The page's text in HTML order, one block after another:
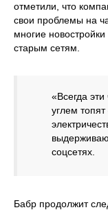
отметили, что
свои проблемы на
многие
старым сетям.
«Всегда
углем
соцсетях.
Бабр продолжит